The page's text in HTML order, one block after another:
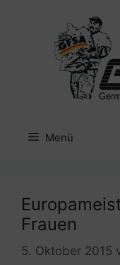
Menü
Frauen
5. Oktober 2015